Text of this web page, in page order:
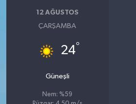
12 AĞUSTOS
ÇARŞAMBA
24°
Güneşli
Nem: %59